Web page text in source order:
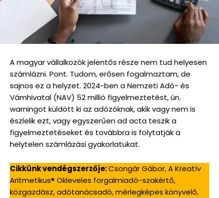
A magyar vállalkozók jelentős része nem tud helyesen
számlázni. Pont. Tudom, erősen fogalmaztam, de
sajnos ez a helyzet. 2024-ben a Nemzeti Adó- és
Vámhivatal (NAV) 52 millió figyelmeztetést, ún.
warningot küldött ki az adózóknak, akik vagy nem is
észlelik ezt, vagy egyszerűen ad acta teszik a
figyelmeztetéseket és továbbra is folytatják a
helytelen számlázási gyakorlatukat.
Cikkünk vendégszerzője:Csongár Gábor, A Kreatív
Aritmetikus® Okleveles forgalmiadó-szakértő,
közgazdász, adótanácsadó, mérlegképes könyvelő,